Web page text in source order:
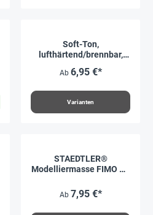
Soft-Ton,
lufthärtend/brennbar,
Ab 6,95 €*
Varianten
STAEDTLER®
Modelliermasse FIMO Air
Ab 7,95 €*